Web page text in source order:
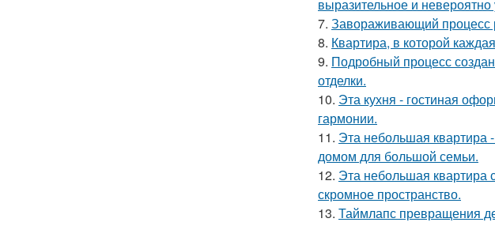
выразительное и
7. Завораживающий процесс
8. Квартира, в которой
9. Подробный процесс
отделки.
10. Эта кухня - гостиная
гармонии.
11. Эта небольшая квартира
домом для большой семьи.
12. Эта небольшая квартира
скромное пространство.
13. Таймлапс превращения